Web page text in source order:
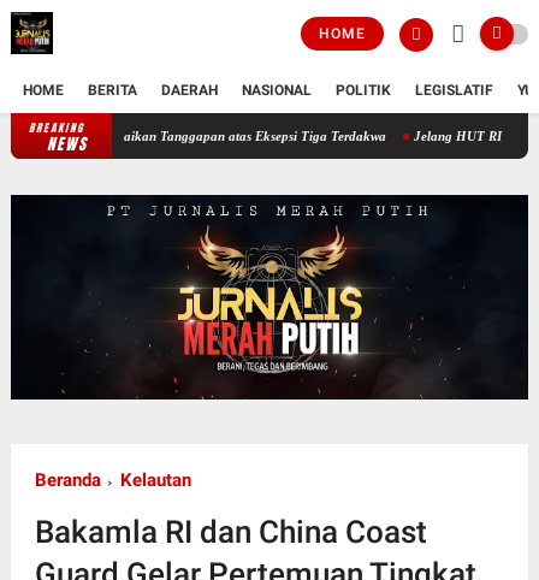
HOME
HOME BERITA DAERAH NASIONAL POLITIK LEGISLATIF
BREAKING
NEWSSidang Ketiga Dugaan Korupsi PT Semen Baturaja, JPU Sampaikan Tanggapan
Beranda Kelautan
Bakamla RI dan China Coast